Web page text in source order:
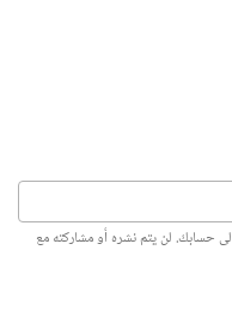
حسابك. لن يتم نشره أو مشاركته مع